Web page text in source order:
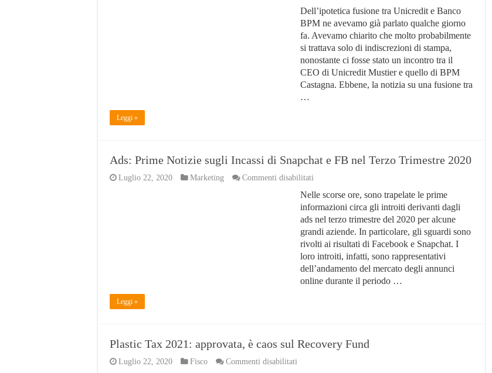
BPM:
no
Mustier
alla
fusione,
spunta
MPS?
Dell’ipotetica fusione tra Unicredit e Banco
BPM ne avevamo già parlato qualche giorno
fa. Avevamo chiarito che molto probabilmente
si trattava solo di indiscrezioni di stampa,
nonostante ci fosse stato un incontro tra il
CEO di Unicredit Mustier e quello di BPM
Castagna. Ebbene, la notizia su una fusione tra
…
Leggi »
Ads: Prime Notizie sugli Incassi di Snapchat e FB nel Terzo Trimestre 2020
Luglio 22, 2020 Marketing Commenti disabilitati
Prime
Notizie
sugli
Incassi
di
Snapchat
FB
nel
Terzo
Nelle scorse ore, sono trapelate le prime
informazioni circa gli introiti derivanti dagli
ads nel terzo trimestre del 2020 per alcune
grandi aziende. In particolare, gli sguardi sono
rivolti ai risultati di Facebook e Snapchat. I
loro introiti, infatti, sono rappresentativi
dell’andamento del mercato degli annunci
online durante il periodo …
Leggi »
Plastic Tax 2021: approvata, è caos sul Recovery Fund
Luglio 22, 2020 Fisco Commenti disabilitati